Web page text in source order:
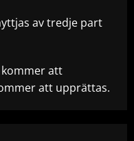
av tredje part
att
att upprättas.